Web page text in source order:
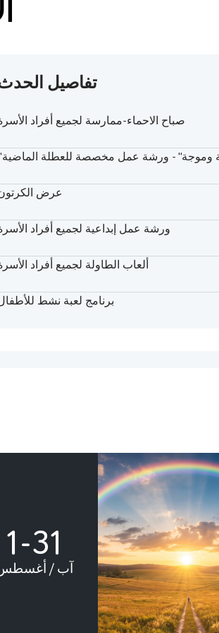
تفاصيل
صباح الاحماء-ممارسة لجميع أفراد
وموجة" - ورشة عمل مخصصة للعطلة الماضية
عرض
ورشة عمل إبداعية لجميع أفراد
ألعاب الطاولة لجميع أفراد
برنامج لعبة نشط
1-31
آب /